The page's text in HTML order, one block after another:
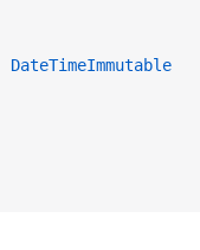
DateTimeImmutable